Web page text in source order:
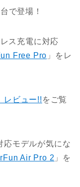
で登場！
ス充電に対応
Free Pro 」をレ
レビュー!! をご覧
応モデルが気にな
Air Pro 2 」を